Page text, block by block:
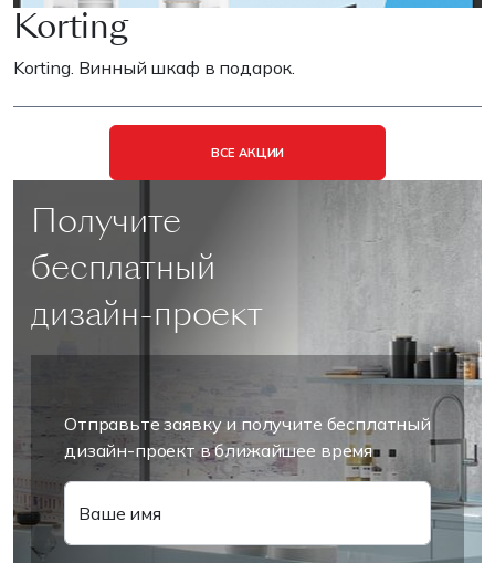
Korting
Korting. Винный шкаф в подарок.
ВСЕ АКЦИИ
Получите
бесплатный
дизайн-проект
Отправьте заявку и получите бесплатный
дизайн-проект в ближайшее время
Ваше имя